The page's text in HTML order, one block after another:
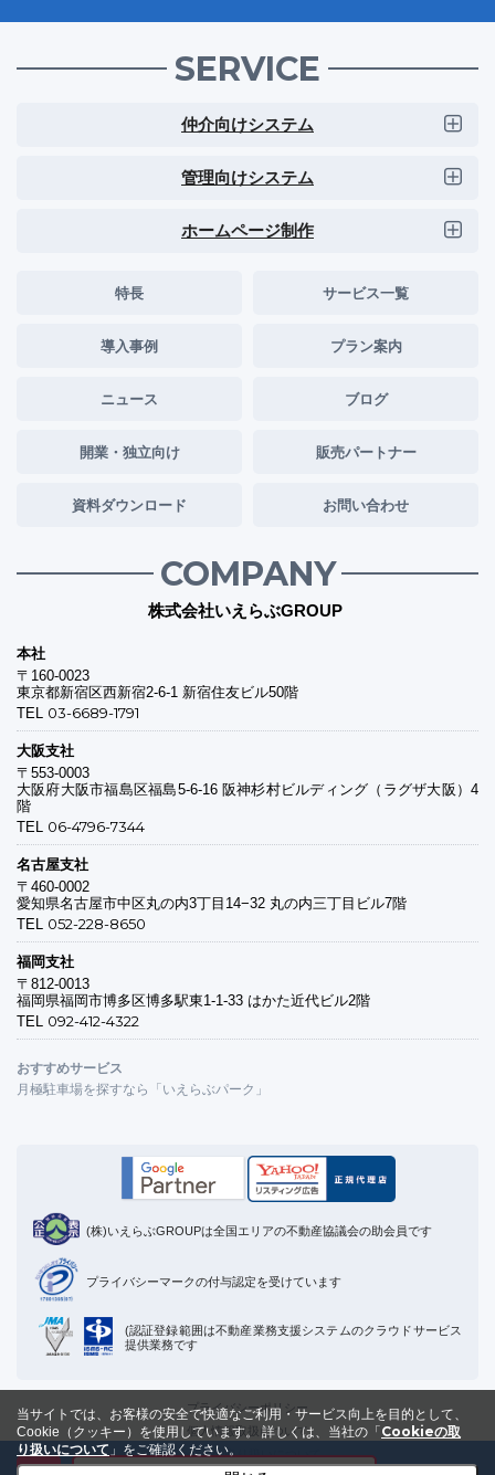
SERVICE
仲介向けシステム
管理向けシステム
ホームページ制作
特長 サービス一覧
導入事例 プラン案内
ニュース ブログ
開業・独立向け 販売パートナー
資料ダウンロード お問い合わせ
COMPANY
株式会社いえらぶGROUP
本社
〒160-0023
東京都新宿区西新宿2-6-1 新宿住友ビル50階
TEL 03-6689-1791
大阪支社
〒553-0003
大阪府大阪市福島区福島5-6-16 阪神杉村ビルディング（ラグザ大阪）4
階
TEL 06-4796-7344
名古屋支社
〒460-0002
愛知県名古屋市中区丸の内3丁目14−32 丸の内三丁目ビル7階
TEL 052-228-8650
福岡支社
〒812-0013
福岡県福岡市博多区博多駅東1-1-33 はかた近代ビル2階
TEL 092-412-4322
おすすめサービス
月極駐車場を探すなら「いえらぶパーク」
(株)いえらぶGROUPは全国エリアの不動産協議会の助会員です
プライバシーマークの付与認定を受けています
(認証登録範囲は不動産業務支援システムのクラウドサービス
提供業務です
プライバシーポリシー
個人情報取扱について
Cookieの取り扱いについて
当サイトでは、お客様の安全で快適なご利用・サービス向上を目的として、
Cookie（クッキー）を使用しています。 詳しくは、当社の「 Cookieの取
り扱いについて 」をご確認ください。